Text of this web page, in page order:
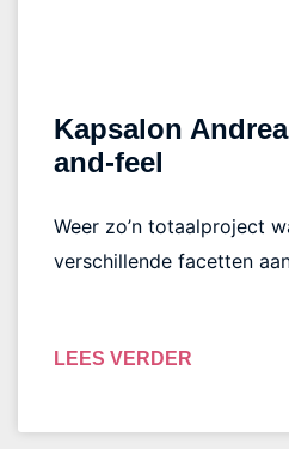
Kapsalon
and-feel
Weer zo’n totaalproject
verschillende facetten
LEES VERDER